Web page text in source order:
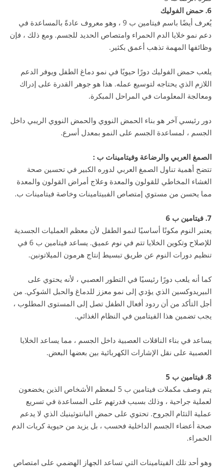
6. حمض الفوليك
يُعرف أيضًا باسم فيتامين ب 9 ، وهو معروف عادةً بالمساعدة في
دعم نمو خلايا الدم الحمراء وامتصاص الحديد للجسم. ومع ذلك ، فإن
وظائفها المهمة تذهب أعمق بكثير.
يلعب حمض الفوليك دورًا حيويًا في نمو دماغ الطفل ويوفر الدعم
اللازم الذي يحتاجه لتوسيع عمله. هذا هو جوهر القدرة على إدراك
ومعالجة المعلومات في المراحل المبكرة.
دور رئيسي آخر هو بناء الحمض النووي والحمض النووي الريبي داخل
الجسم ، لمساعدة الجسم على النمو بمعدل أسرع.
الصمغ العربي والرضاعة وفيتامينات ب :
تتضح أهمية تناول الصمغ العربي لدوره الكبير في تحسين صحة
الغشاء المخاطي للقولون والمعدة وعلاج أمراض القولون والمعدة
مما يحسن من مستوي إمتصاص الفبيتامينات وخاصة فيتامينات ب.
7. فيتامين ب 6
يعتبر النوم مكونًا أساسيًا لنمو الطفل لأن معظم العمليات الجسدية
للإصلاح وتكوين الخلايا تتم في نوم عميق. يساعد فيتامين ب 6 في
تنظيم دورات النوم عن طريق تبسيط إنتاج هرمون الميلاتونين.
كما أنه يلعب دورًا رئيسيًا في التطور العصبي ، لأنه يحتوي على
البيريدوكسين الذي يؤدي إلى نمو معزز للدماغ والحبل الشوكي. من
أجل التأكد من أن ردود أفعال الطفل تصل إلى المستوى المطلوب ،
يجب تضمين هذا الفيتامين في النظام الغذائي.
يساعد في بناء الناقلات العصبية داخل الجسم ، مما يساعد الخلايا
العصبية على نقل الإشارات الكهربائية بين بعضها البعض.
8. فيتامين ب 5
يتم وصف مكملات فيتامين ب 5 لمعظم الأشخاص الذين يخضعون
لعملية جراحية ، وذلك بسبب قدرتهم على المساعدة في تسريع
عملية التئام الجروح. تحتوي على حمض البانتوثينيك الذي لا يدعم
صحة أعضاء الجسم الداخلية فحسب ، بل يزيد من حيوية كريات الدم
الحمراء.
وهو أحد تلك الفيتامينات التي تساعد الجهاز الهضمي على امتصاص